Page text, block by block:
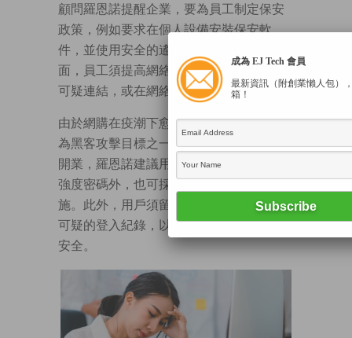
顧問羅恩諾提醒企業，要為員工制定保安
政策，例如要求在個人設備安裝保安軟
件，並使用安全的遙距存取方式。另一方
面，員工須提高網絡保安意識，避免點擊
可疑連結，或在網絡會議交換敏感資料。
由於網購在疫潮下愈趨流行，流動支付成
為黑客攻擊目標之一。隨着虛擬銀行陸續
開業，羅恩諾建議用戶開戶時除了設定高
強度密碼外，也可採用多重認證等保安措
施。此外，用戶須留意相關應用程式有否
可疑的登入紀錄，以保障戶口及個人資料
安全。
成為 EJ Tech 會員
最新資訊（附創業懶人包）
箱！